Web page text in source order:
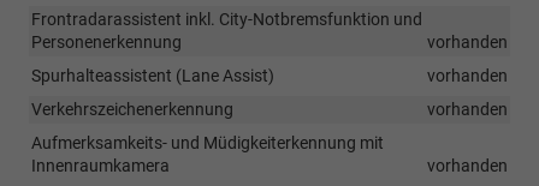
Frontradarassistent inkl. City-Notbremsfunktion und
Personenerkennung
vorhanden
Spurhalteassistent (Lane Assist)
vorhanden
Verkehrszeichenerkennung
vorhanden
Aufmerksamkeits- und Müdigkeiterkennung mit
Innenraumkamera
vorhanden